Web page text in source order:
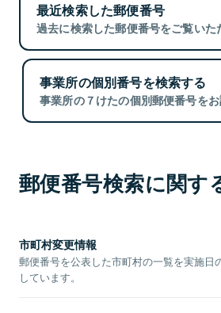
最近検索した郵便番号
過去に検索した郵便番号をご覧いた
事業所の個別番号を検索する
事業所の７けたの個別郵便番号をお
郵便番号検索に関す
市町村変更情報
郵便番号を公表した市町村の一覧を実施日
しています。